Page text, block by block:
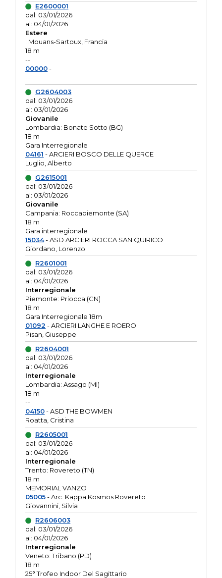
E2600001
dal: 03/01/2026
al: 04/01/2026
Estere
: Mouans-Sartoux, Francia
18 m
--
00000-
--
G2604003
dal: 03/01/2026
al: 03/01/2026
Giovanile
Lombardia: Bonate Sotto (BG)
18 m
Gara Interregionale
04161 - ARCIERI BOSCO DELLE QUERCE
Luglio, Alberto
G2615001
dal: 03/01/2026
al: 03/01/2026
Giovanile
Campania: Roccapiemonte (SA)
18 m
Gara interregionale
15034- ASD ARCIERI ROCCA SAN QUIRICO
Giordano, Lorenzo
R2601001
dal: 03/01/2026
al: 04/01/2026
Interregionale
Piemonte: Priocca (CN)
18 m
Gara Interregionale 18m
01092 - ARCIERI LANGHE E ROERO
Pisan, Giuseppe
R2604001
dal: 03/01/2026
al: 04/01/2026
Interregionale
Lombardia: Assago (MI)
18 m
--
04150- ASD THE BOWMEN
Roatta, Cristina
R2605001
dal: 03/01/2026
al: 04/01/2026
Interregionale
Trento: Rovereto (TN)
18 m
MEMORIAL VANZO
05005- Arc. Kappa Kosmos Rovereto
Giovannini, Silvia
R2606003
dal: 03/01/2026
al: 04/01/2026
Interregionale
Veneto: Tribano (PD)
18 m
25° Trofeo Indoor Del Sagittario